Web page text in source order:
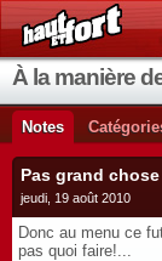
À la manière
Notes
Pas grand chose
jeudi, 19 août 2010
Donc au menu ce
pas quoi faire!...